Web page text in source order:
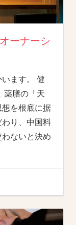
ーナーシ
ます。 健
薬膳の「天
を根底に据
り、中国料
ないと決め